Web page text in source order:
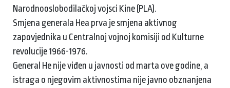
Narodnooslobodilačkoj vojsci Kine (PLA).
Smjena generala Hea prva je smjena aktivnog
zapovjednika u Centralnoj vojnoj komisiji od Kulturne
revolucije 1966-1976.
General He nije viđen u javnosti od marta ove godine, a
istraga o njegovim aktivnostima nije javno obznanjena